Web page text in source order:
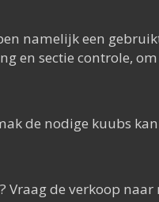
namelijk een
en sectie controle,
de nodige kuubs
Vraag de verkoop naar